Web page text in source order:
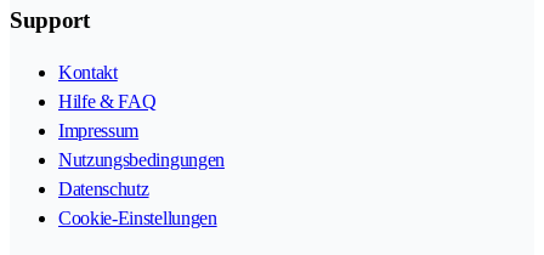
Support
Kontakt
Hilfe & FAQ
Impressum
Nutzungsbedingungen
Datenschutz
Cookie-Einstellungen